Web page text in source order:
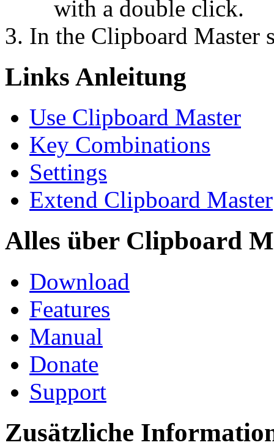
with a double click.
In the Clipboard Master
Links Anleitung
Use Clipboard Master
Key Combinations
Settings
Extend Clipboard Master
Alles über Clipboard
Download
Features
Manual
Donate
Support
Zusätzliche